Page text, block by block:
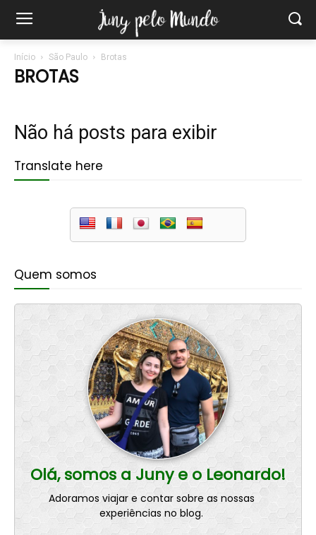
Início São Paulo Brotas
BROTAS
Não há posts para exibir
Translate here
Quem somos
Olá, somos a Juny e o Leonardo!
Adoramos viajar e contar sobre as nossas
experiências no blog.